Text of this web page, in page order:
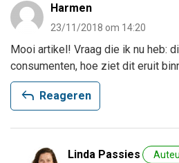
Harmen
23/11/2018 om 14:20
Mooi artikel! Vraag die ik nu heb:
consumenten, hoe ziet dit eruit
reply Reageren
Linda Passies